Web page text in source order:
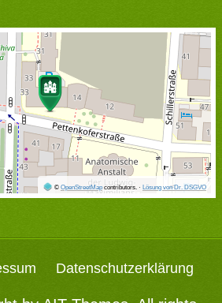
© OpenStreetMapcontributors. · Lösung von Dr. DSGVO
Datenschutzerklärung